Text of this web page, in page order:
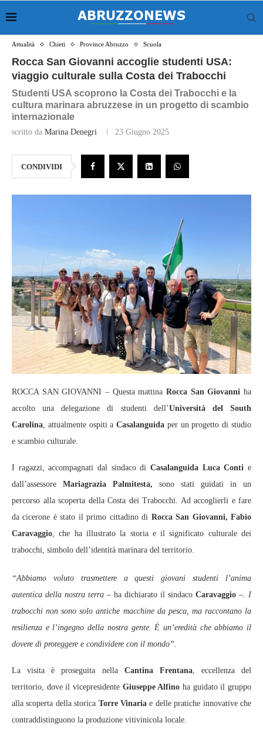
Attualità Chieti Province Abruzzo Scuola
Rocca San Giovanni accoglie studenti USA:
viaggio culturale sulla Costa dei Trabocchi
Studenti USA scoprono la Costa dei Trabocchi e la
cultura marinara abruzzese in un progetto di scambio
internazionale
scritto da Marina Denegri 23 Giugno 2025
CONDIVIDI
ROCCA SAN GIOVANNI – Questa mattina Rocca San Giovanni ha
accolto una delegazione di studenti dell’Università del South
Carolina, attualmente ospiti aCasalanguida per un progetto di studio
e scambio culturale.
I ragazzi, accompagnati dal sindaco di Casalanguida Luca Conti e
dall’assessore Mariagrazia Palmitesta, sono stati guidati in un
percorso alla scoperta della Costa dei Trabocchi. Ad accoglierli e fare
da cicerone è stato il primo cittadino di Rocca San Giovanni, Fabio
Caravaggio, che ha illustrato la storia e il significato culturale dei
trabocchi, simbolo dell’identità marinara del territorio.
“Abbiamo voluto trasmettere a questi giovani studenti l’anima
autentica della nostra terra – ha dichiarato il sindaco Caravaggio –. I
trabocchi non sono solo antiche macchine da pesca, ma raccontano la
resilienza e l’ingegno della nostra gente. È un’eredità che abbiamo il
dovere di proteggere e condividere con il mondo”.
La visita è proseguita nella Cantina Frentana, eccellenza del
territorio, dove il vicepresidente Giuseppe Alfino ha guidato il gruppo
alla scoperta della storica Torre Vinaria e delle pratiche innovative che
contraddistinguono la produzione vitivinicola locale.